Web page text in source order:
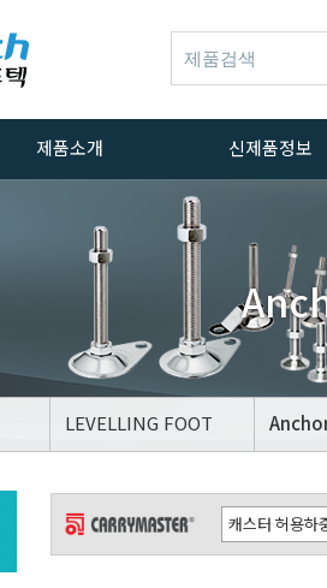
LEVELLING FOOT
제품소개
ACCESSORIES
PROFILE CASTER
ALUMINUM
PROFILE
LEVELLING FOOT
AGV Caster
CASTER
LEVELLING FOOT
신제품정보